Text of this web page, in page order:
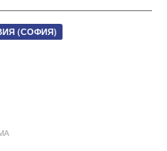
(СОФИЯ)